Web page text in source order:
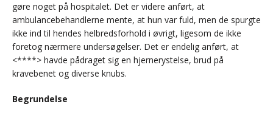
gøre noget på hospitalet. Det er videre anført, at
ambulancebehandlerne mente, at hun var fuld, men de spurgte
ikke ind til hendes helbredsforhold i øvrigt, ligesom de ikke
foretog nærmere undersøgelser. Det er endelig anført, at
<****> havde pådraget sig en hjernerystelse, brud på
kravebenet og diverse knubs.
Begrundelse